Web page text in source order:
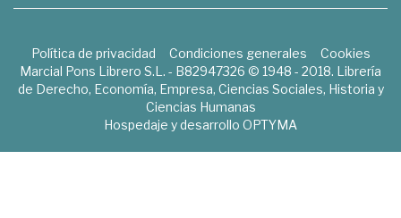
Política de privacidad Condiciones generales
Cookies
Marcial Pons Librero S.L. - B82947326 © 1948 - 2018. Librería
de Derecho, Economía, Empresa, Ciencias Sociales, Historia y
Ciencias Humanas
Hospedaje y desarrollo OPTYMA